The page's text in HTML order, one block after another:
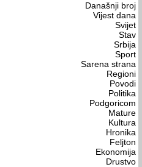
Današnji broj
Vijest dana
Svijet
Stav
Srbija
Sport
Sarena strana
Regioni
Povodi
Politika
Podgoricom
Mature
Kultura
Hronika
Feljton
Ekonomija
Drustvo